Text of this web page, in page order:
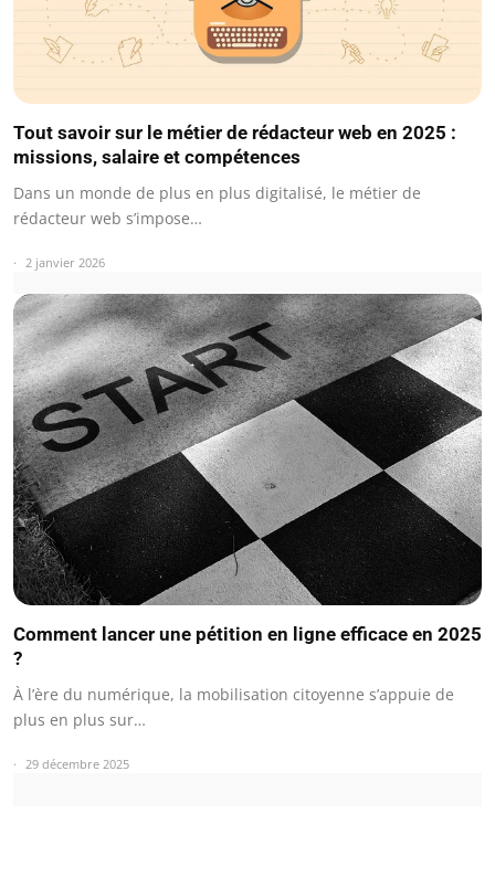
Tout savoir sur le métier de rédacteur web en 2025 :
missions, salaire et compétences
Dans un monde de plus en plus digitalisé, le métier de
rédacteur web s’impose…
2 janvier 2026
Comment lancer une pétition en ligne efficace en 2025
?
À l’ère du numérique, la mobilisation citoyenne s’appuie de
plus en plus sur…
29 décembre 2025